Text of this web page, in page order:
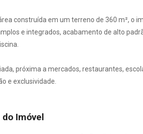
construída em um terreno de 360 m², o
e integrados, acabamento de alto
próxima a mercados, restaurantes,
e exclusividade.
Imóvel